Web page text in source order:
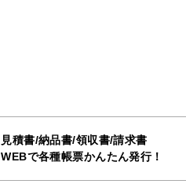
見積書/納品書/領収書/請求書
WEBで各種帳票かんたん発行！